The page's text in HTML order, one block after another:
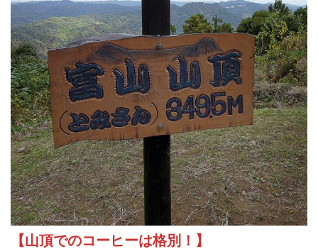
【山頂でのコーヒーは格別！】